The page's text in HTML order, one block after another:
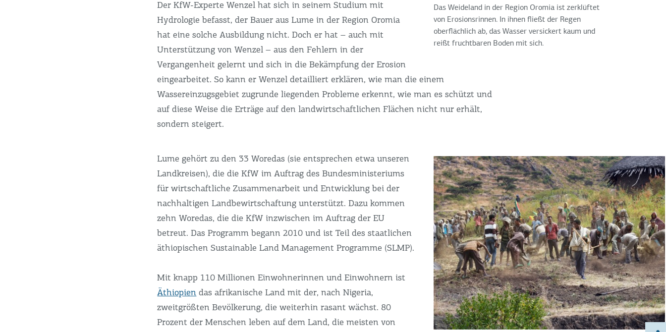
Das Weideland in der Region Oromia ist zerklüftet
von Erosionsrinnen. In ihnen fließt der Regen
oberflächlich ab, das Wasser versickert kaum und
reißt fruchtbaren Boden mit sich.
Der KfW-Experte Wenzel hat sich in seinem Studium mit
Hydrologie befasst, der Bauer aus Lume in der Region Oromia
hat eine solche Ausbildung nicht. Doch er hat – auch mit
Unterstützung von Wenzel – aus den Fehlern in der
Vergangenheit gelernt und sich in die Bekämpfung der Erosion
eingearbeitet. So kann er Wenzel detailliert erklären, wie man die einem
Wassereinzugsgebiet zugrunde liegenden Probleme erkennt, wie man es schützt und
auf diese Weise die Erträge auf den landwirtschaftlichen Flächen nicht nur erhält,
sondern steigert.
Lume gehört zu den 33 Woredas (sie entsprechen etwa unseren
Landkreisen), die die KfW im Auftrag des Bundesministeriums
für wirtschaftliche Zusammenarbeit und Entwicklung bei der
nachhaltigen Landbewirtschaftung unterstützt. Dazu kommen
zehn Woredas, die die KfW inzwischen im Auftrag der EU
betreut. Das Programm begann 2010 und ist Teil des staatlichen
äthiopischen Sustainable Land Management Programme (SLMP).
Mit knapp 110 Millionen Einwohnerinnen und Einwohnern ist
Äthiopien das afrikanische Land mit der, nach Nigeria,
zweitgrößten Bevölkerung, die weiterhin rasant wächst. 80
Prozent der Menschen leben auf dem Land, die meisten von